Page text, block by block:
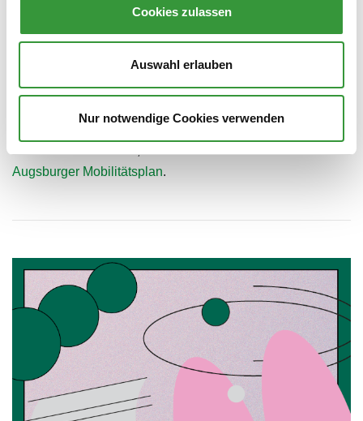
Cookies zulassen
Auswahl erlauben
Nur notwendige Cookies verwenden
heute und für kommende Generationen.
Mit dem Newsletter immer auf dem Laufenden:
Termine und Veranstaltungen werden rechtzeitig bekannt
Kanälen der Stadt Augsburg. Um immer auf dem
Augsburger Mobilitätsplan.